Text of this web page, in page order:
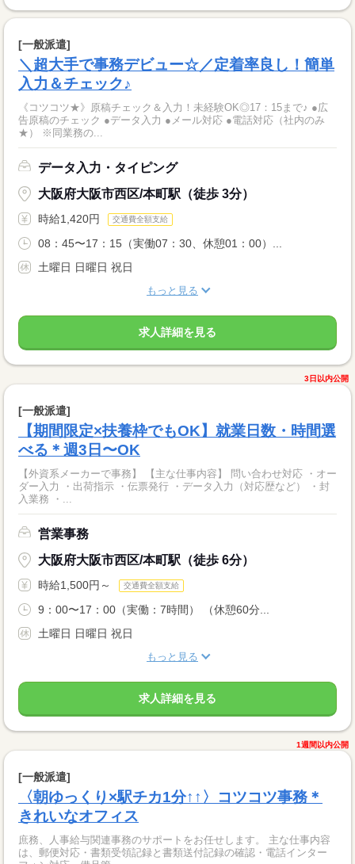
[一般派遣]
＼超大手で事務デビュー☆／定着率良し！簡単
入力＆チェック♪
《コツコツ★》原稿チェック＆入力！未経験OK◎17：15まで♪ ●広
告原稿のチェック ●データ入力 ●メール対応 ●電話対応（社内のみ
★） ※同業務の...
データ入力・タイピング
大阪府大阪市西区/本町駅（徒歩 3分）
時給1,420円 交通費全額支給
08：45〜17：15（実働07：30、休憩01：00）...
土曜日 日曜日 祝日
もっと見る
求人詳細を見る
3日以内公開
[一般派遣]
【期間限定×扶養枠でもOK】就業日数・時間選
べる＊週3日〜OK
【外資系メーカーで事務】 【主な仕事内容】 問い合わせ対応 ・オー
ダー入力 ・出荷指示 ・伝票発行 ・データ入力（対応歴など） ・封
入業務 ・...
営業事務
大阪府大阪市西区/本町駅（徒歩 6分）
時給1,500円～ 交通費全額支給
9：00〜17：00（実働：7時間） （休憩60分...
土曜日 日曜日 祝日
もっと見る
求人詳細を見る
1週間以内公開
[一般派遣]
〈朝ゆっくり×駅チカ1分↑↑〉コツコツ事務＊
きれいなオフィス
庶務、人事給与関連事務のサポートをお任せします。 主な仕事内容
は、郵便対応・書類受領記録と書類送付記録の確認・電話インター